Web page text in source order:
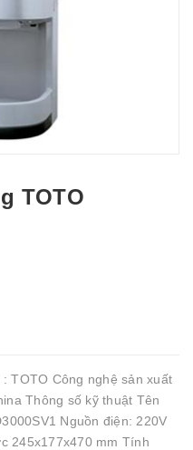
TOTO
TOTO Công nghệ sản xuất
Thông số kỹ thuật Tên
Nguồn điện: 220V
245x177x470 mm Tính